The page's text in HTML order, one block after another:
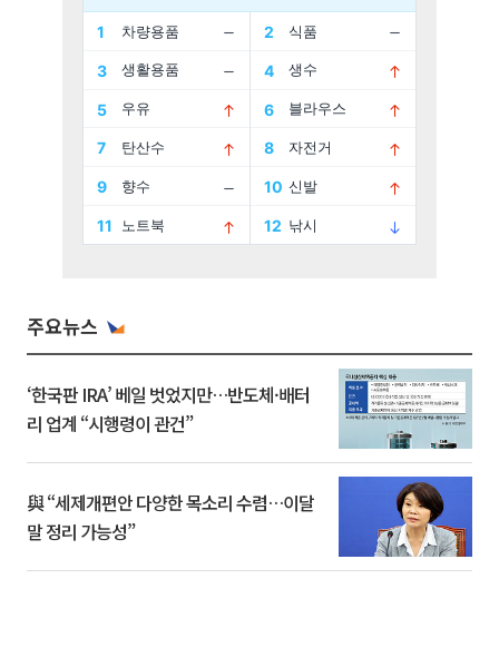
주요뉴스
‘한국판 IRA’ 베일 벗었지만…반도체·배터
리 업계 “시행령이 관건”
與 “세제개편안 다양한 목소리 수렴…이달
말 정리 가능성”